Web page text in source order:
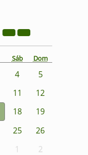
Sáb Dom
4
5
11
12
18
19
25
26
1 2